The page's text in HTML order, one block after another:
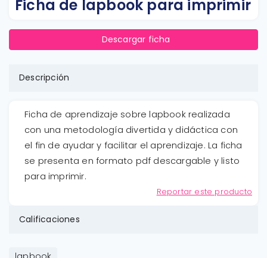
Ficha de lapbook para imprimir
Descargar ficha
Descripción
Ficha de aprendizaje sobre lapbook realizada
con una metodología divertida y didáctica con
el fin de ayudar y facilitar el aprendizaje. La ficha
se presenta en formato pdf descargable y listo
para imprimir.
Reportar este producto
Calificaciones